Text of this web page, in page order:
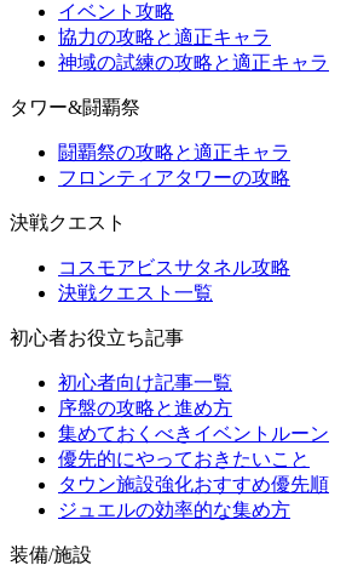
イベント攻略
協力の攻略と適正キャラ
神域の試練の攻略と適正キャラ
タワー&闘覇祭
闘覇祭の攻略と適正キャラ
フロンティアタワーの攻略
決戦クエスト
コスモアビスサタネル攻略
決戦クエスト一覧
初心者お役立ち記事
初心者向け記事一覧
序盤の攻略と進め方
集めておくべきイベントルーン
優先的にやっておきたいこと
タウン施設強化おすすめ優先順
ジュエルの効率的な集め方
装備/施設